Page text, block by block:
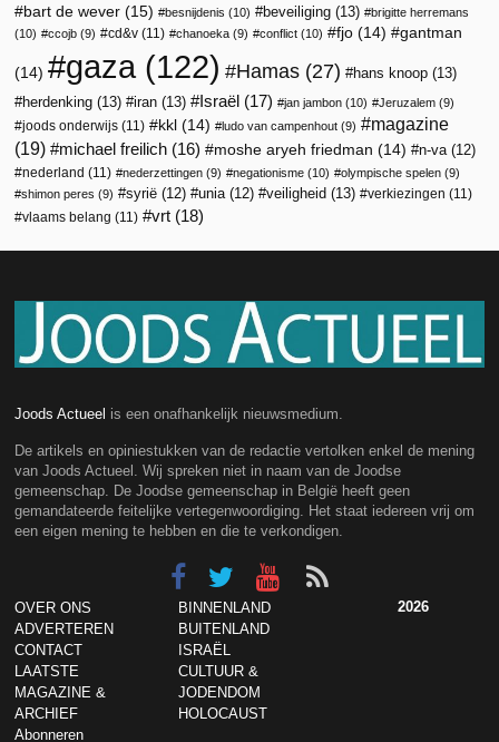
bart de wever (15) besnijdenis (10) beveiliging (13)
brigitte herremans
(10)
ccojb (9) cd&v (11) chanoeka (9) conflict (10) fjo (14) gantman
(14) gaza (122) Hamas (27) hans knoop (13)
herdenking (13) iran (13) Israël (17) jan jambon (10) Jeruzalem (9)
joods onderwijs (11) kkl (14) ludo van campenhout (9)
magazine
(19)
michael freilich (16) moshe aryeh friedman (14) n-va (12)
nederland (11) nederzettingen (9) negationisme (10) olympische spelen (9)
shimon peres (9) syrië (12) unia (12) veiligheid (13) verkiezingen (11)
vlaams belang (11) vrt (18)
Joods Actueel is een onafhankelijk nieuwsmedium.
De artikels en opiniestukken van de redactie vertolken enkel de mening
van Joods Actueel. Wij spreken niet in naam van de Joodse
gemeenschap. De Joodse gemeenschap in België heeft geen
gemandateerde feitelijke vertegenwoordiging. Het staat iedereen vrij om
een eigen mening te hebben en die te verkondigen.
OVER ONS
ADVERTEREN
CONTACT
LAATSTE
MAGAZINE &
ARCHIEF
Abonneren
BINNENLAND
BUITENLAND
ISRAËL
CULTUUR &
JODENDOM
HOLOCAUST
2026